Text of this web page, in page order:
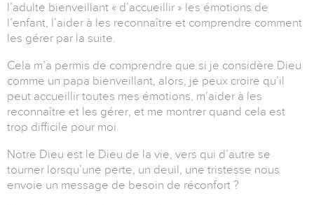
l’adulte bienveillant « d’accueillir » les émotions de
l’enfant, l’aider à les reconnaître et comprendre comment
les gérer par la suite.
Cela m’a permis de comprendre que si je considère Dieu
comme un papa bienveillant, alors, je peux croire qu’il
peut accueillir toutes mes émotions, m’aider à les
reconnaître et les gérer, et me montrer quand cela est
trop difficile pour moi.
Notre Dieu est le Dieu de la vie, vers qui d’autre se
tourner lorsqu’une perte, un deuil, une tristesse nous
envoie un message de besoin de réconfort ?